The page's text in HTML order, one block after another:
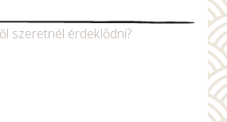
szeretnél érdeklődni?